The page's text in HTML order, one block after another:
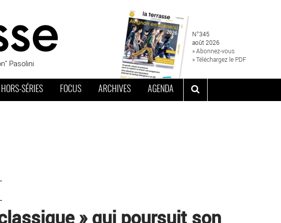
Pasolini
N°345
août 2026
» Abonnez-vous
» Téléchargez le PDF
HORS-SÉRIES FOCUS ARCHIVES AGENDA
» qui poursuit son